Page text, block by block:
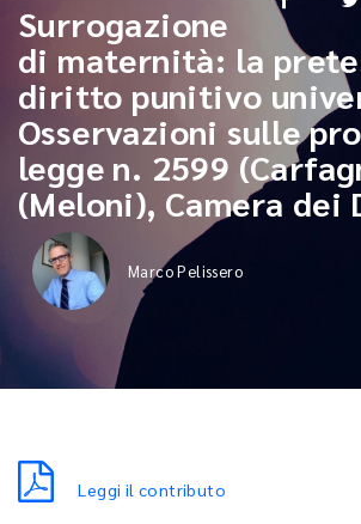
Surrogazione
di maternità: la
diritto punitivo
Osservazioni sulle
legge n. 2599
(Meloni), Camera dei
Marco Pelissero
Leggi il contributo